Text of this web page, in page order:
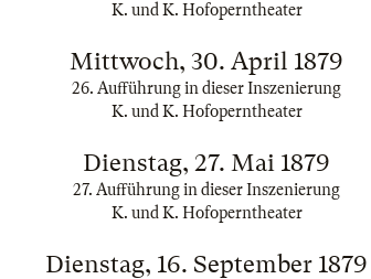
K. und K. Hofoperntheater
Mittwoch, 30. April 1879
26. Aufführung in dieser Inszenierung
K. und K. Hofoperntheater
Dienstag, 27. Mai 1879
27. Aufführung in dieser Inszenierung
K. und K. Hofoperntheater
Dienstag, 16. September 1879